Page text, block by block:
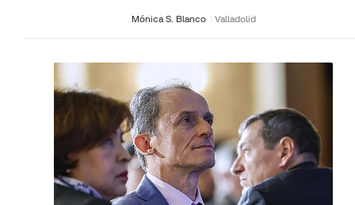
Mónica S. Blanco Valladolid